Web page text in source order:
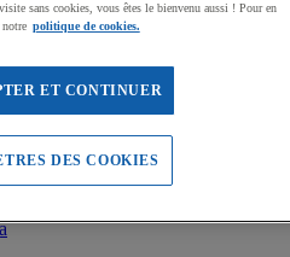
sans cookies, vous êtes le bienvenu aussi ! Pour en
politique de cookies.
ET CONTINUER
DES COOKIES